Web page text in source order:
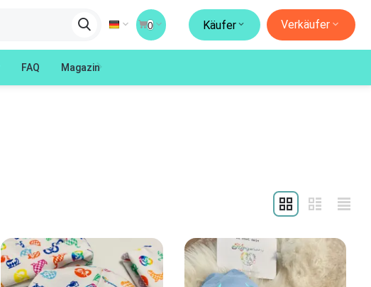
0 Käufer Verkäufer
FAQ Magazin